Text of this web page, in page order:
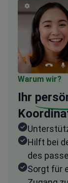
Warum wir?
Ihr
Hilft bei
des
Sorgt für